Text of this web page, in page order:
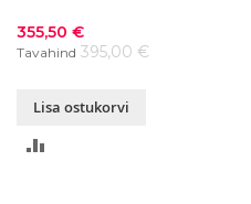
Soodushind
355,50 €
Tavahind 395,00 €
Lisa ostukorvi